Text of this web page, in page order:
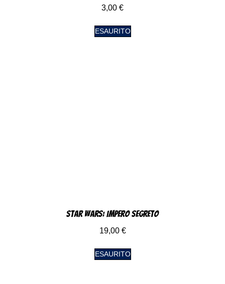
3,00 €
ESAURITO
Star Wars: Impero Segreto
19,00 €
ESAURITO